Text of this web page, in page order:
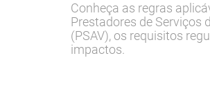
Conheça as regras
Prestadores de Serviços
(PSAV), os requisitos
impactos.